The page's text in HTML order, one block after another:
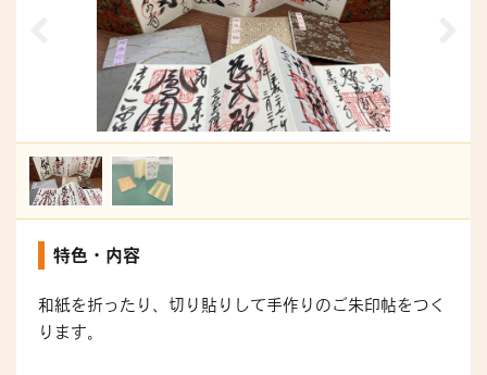
特色・内容
和紙を折ったり、切り貼りして手作りのご朱印帖をつく
ります。